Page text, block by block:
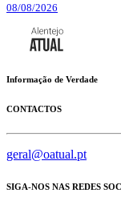
08/08/2026
Informação de Verdade
CONTACTOS
geral@oatual.pt
SIGA-NOS NAS REDES